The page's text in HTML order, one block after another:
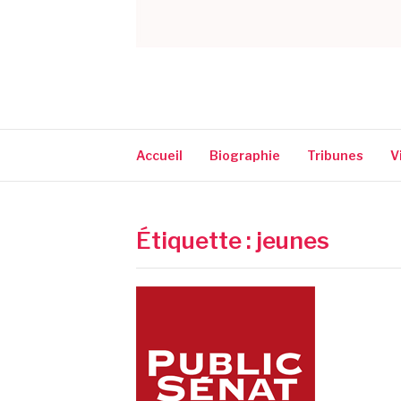
Accueil Biographie Tribunes
Étiquette : jeunes